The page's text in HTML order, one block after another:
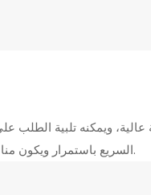
السريع باستمرار ويكون مناسبًا للاستخدام في المركبات، ليصل إلى أعلى معايير الصناعة.